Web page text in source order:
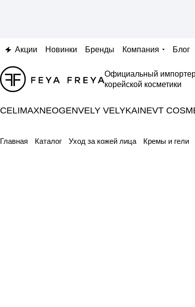
Акции Новинки Бренды Компания Блог
Официальный
корейской косметики
CELIMAXNEOGENVELY VELYKAINEVT
Главная Каталог Уход за кожей лица Кремы и гели